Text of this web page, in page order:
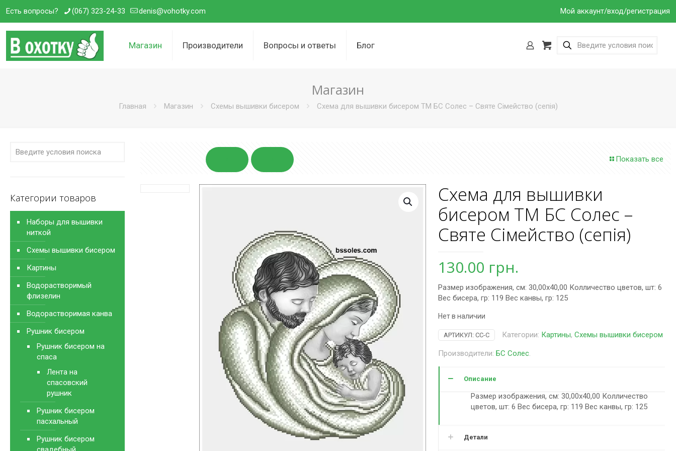
Есть вопросы? (067) 323-24-33 denis@vohotky.com Мой аккаунт/вход/регистрация
Магазин Производители Вопросы и ответы Блог
Магазин
Главная Магазин Схемы вышивки бисером Схема для вышивки бисером ТМ БС Солес – Святе Сімейство (сепія)
Показать все
Схема для вышивки
бисером ТМ БС Солес –
Святе Сімейство (сепія)
130.00 грн.
Размер изображения, см: 30,00х40,00 Колличество цветов, шт: 6
Вес бисера, гр: 119 Вес канвы, гр: 125
Нет в наличии
АРТИКУЛ: СС-С Категории: Картины, Схемы вышивки бисером
Производители: БС Солес.
Описание
Размер изображения, см: 30,00х40,00 Колличество
цветов, шт: 6 Вес бисера, гр: 119 Вес канвы, гр: 125
Детали
Категории товаров
Наборы для вышивки
ниткой
Схемы вышивки бисером
Картины
Водорастворимый
флизелин
Водорастворимая канва
Рушник бисером
Рушник бисером на
спаса
Лента на
спасовский
рушник
Рушник бисером
пасхальный
Рушник бисером